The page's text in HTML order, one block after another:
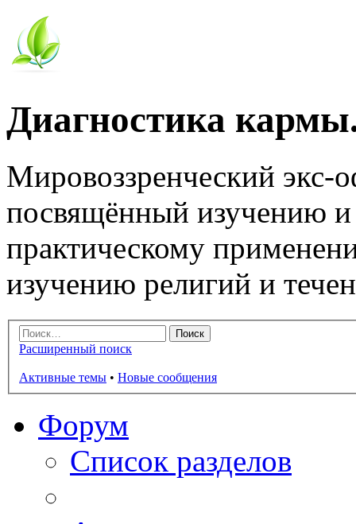
Диагностика
Мировоззренческий
посвящённый изучению
практическому
изучению религий и
Расширенный поиск
Активные темы • Новые сообщения
Форум
Список разделов